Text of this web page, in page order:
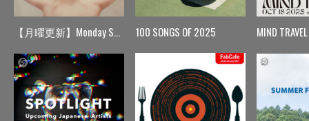
【月曜更新】Monday Spin 100 SONGS OF 2025 MIND TRAVEL